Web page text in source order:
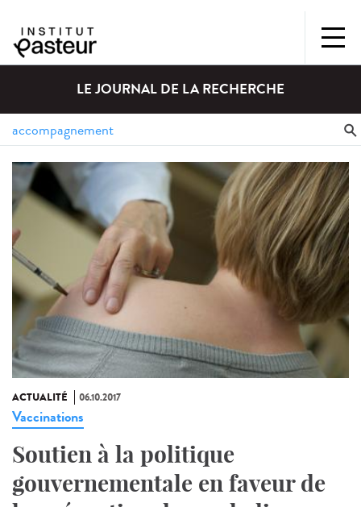
LE JOURNAL DE LA RECHERCHE
ACTUALITÉ 06.10.2017
Vaccinations
Soutien à la politique
gouvernementale en faveur de